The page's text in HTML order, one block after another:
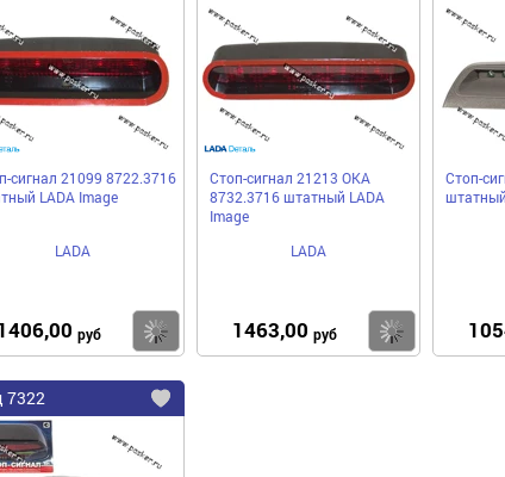
избранное
сигнал 21099 8722.3716
LADA Image
LADA
руб Купить
избранное
Стоп-сигнал 21213 ОКА
8732.3716 штатный LADA
Image
LADA
1463,00 руб Купить
Стоп-
штатный
7322